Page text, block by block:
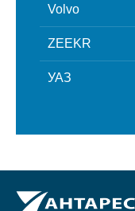
Volvo
ZEEKR
УАЗ